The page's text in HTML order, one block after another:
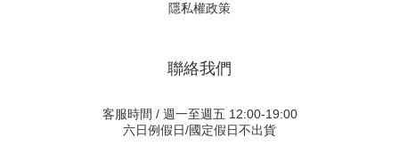
隱私權政策
聯絡我們
客服時間 / 週一至週五 12:00-19:00
六日例假日/國定假日不出貨